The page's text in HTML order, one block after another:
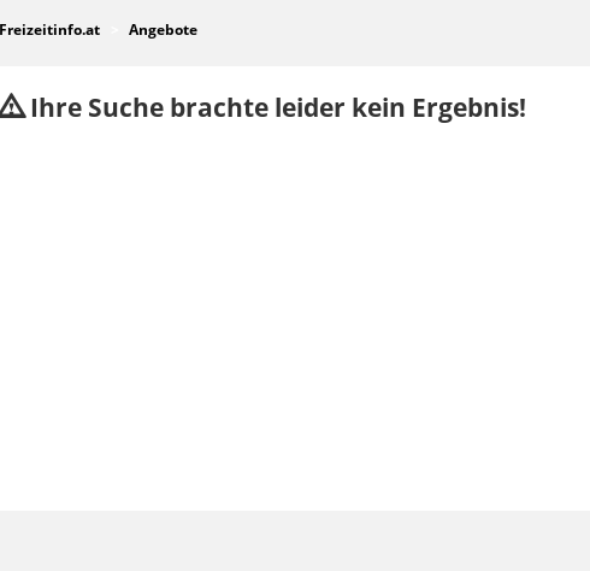
Freizeitinfo.at Angebote
Ihre Suche brachte leider kein Ergebnis!